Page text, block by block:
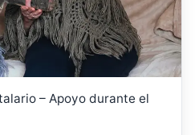
– Apoyo durante el